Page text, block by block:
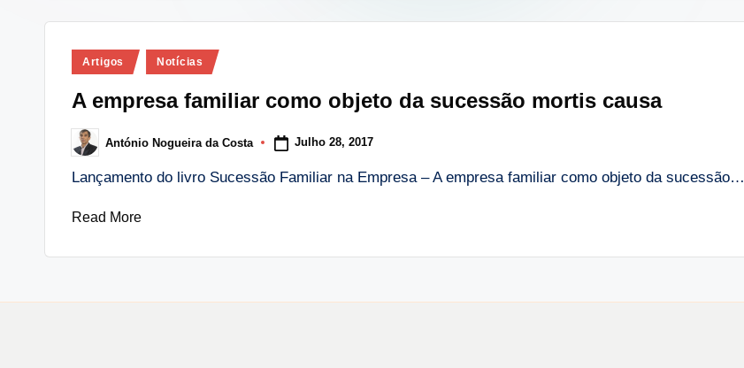
p
Posted
Artigos Notícias
A empresa familiar como objeto da sucessão mortis causa
Posted
by
António Nogueira da Costa Julho 28, 2017
Lançamento do livro Sucessão Familiar na Empresa – A empresa familiar como objeto da sucessão…
Read More